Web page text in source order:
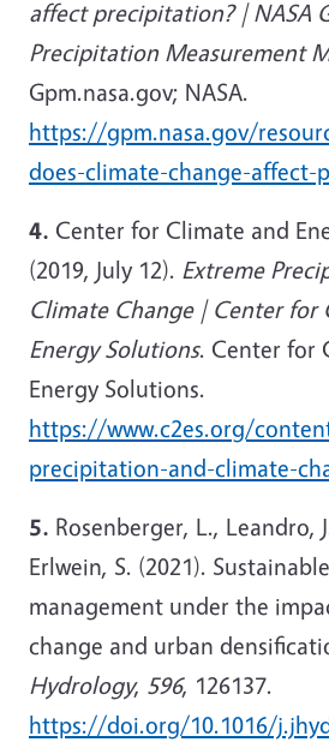
affect precipitation? | NASA
Precipitation Measurement
Gpm.nasa.gov; NASA.
https://gpm.nasa.gov/
does-climate-change-affect-
4. Center for Climate and
(2019, July 12). Extreme
Climate Change | Center for
Energy Solutions. Center for
Energy Solutions.
https://www.c2es.org/
precipitation-and-climate-
5. Rosenberger, L., Leandro,
Erlwein, S. (2021).
management under the
change and urban
Hydrology, 596, 126137.
https://doi.org/10.1016/